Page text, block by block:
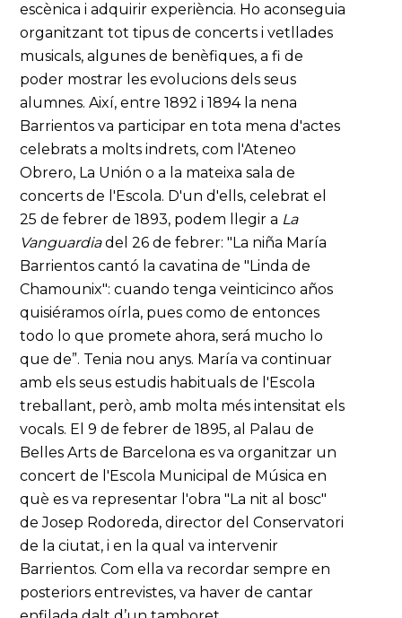
escènica i adquirir experiència. Ho aconseguia
organitzant tot tipus de concerts i vetllades
musicals, algunes de benèfiques, a fi de
poder mostrar les evolucions dels seus
alumnes. Així, entre 1892 i 1894 la nena
Barrientos va participar en tota mena d'actes
celebrats a molts indrets, com l'Ateneo
Obrero, La Unión o a la mateixa sala de
concerts de l'Escola. D'un d'ells, celebrat el
25 de febrer de 1893, podem llegir a La
Vanguardiadel 26 de febrer: "La niña María
Barrientos cantó la cavatina de "Linda de
Chamounix": cuando tenga veinticinco años
quisiéramos oírla, pues como de entonces
todo lo que promete ahora, será mucho lo
que de”. Tenia nou anys. María va continuar
amb els seus estudis habituals de l'Escola
treballant, però, amb molta més intensitat els
vocals. El 9 de febrer de 1895, al Palau de
Belles Arts de Barcelona es va organitzar un
concert de l'Escola Municipal de Música en
què es va representar l'obra "La nit al bosc"
de Josep Rodoreda, director del Conservatori
de la ciutat, i en la qual va intervenir
Barrientos. Com ella va recordar sempre en
posteriors entrevistes, va haver de cantar